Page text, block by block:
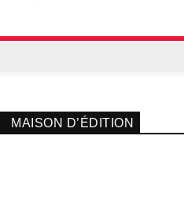
MAISON D’ÉDITION